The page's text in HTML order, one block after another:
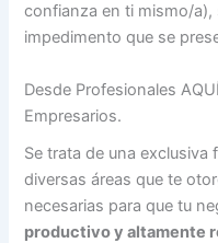
confianza en ti mismo/a),
impedimento que se
Desde Profesionales
Empresarios.
Se trata de una
diversas áreas que te
necesarias para que tu
productivo y altamente